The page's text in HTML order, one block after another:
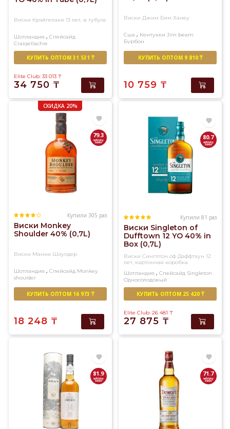
Виски Крэйгелаки 13 лет, в тубусе
Шотландия , Спейсайд
Craigellachie
Односолодовый
КУПИТЬ ОПТОМ 31 531 ₸
Elite Club: 33 013 ₸
34 750 ₸
Виски Джим Бим Ханеу
Сша , Кентукки Jim beam
Бурбон
КУПИТЬ ОПТОМ 9 810 ₸
10 759 ₸
СКИДКА 20%
79.3
Купили 305 раз
Виски Monkey
Shoulder 40% (0,7L)
Виски Манки Шоулдер
Шотландия , Спейсайд Monkey
shoulder
КУПИТЬ ОПТОМ 16 973 ₸
18 248 ₸
80.7
Купили 81 раз
Виски Singleton of
Dufftown 12 YO 40% in
Box (0,7L)
Виски Синглтон оф Даффтаун 12
лет, картонная коробка
Шотландия , Спейсайд Singleton
Односолодовый
КУПИТЬ ОПТОМ 25 420 ₸
Elite Club: 26 481 ₸
27 875 ₸
81.9 71.7